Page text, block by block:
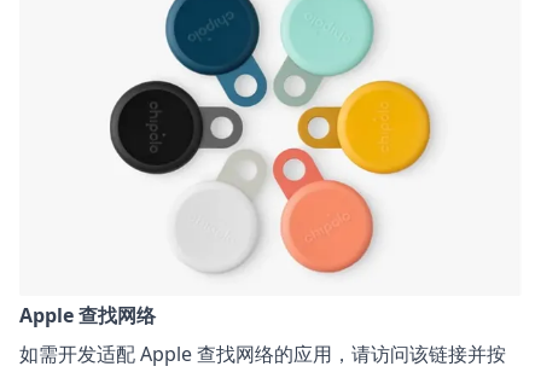
Apple 查找网络
如需开发适配Apple 查找网络的应用，请访问该链接并按